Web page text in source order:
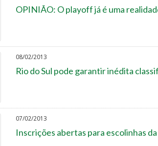
OPINIÃO: O playoff já é uma
08/02/2013
Rio do Sul pode garantir inédita
07/02/2013
Inscrições abertas para escolinhas